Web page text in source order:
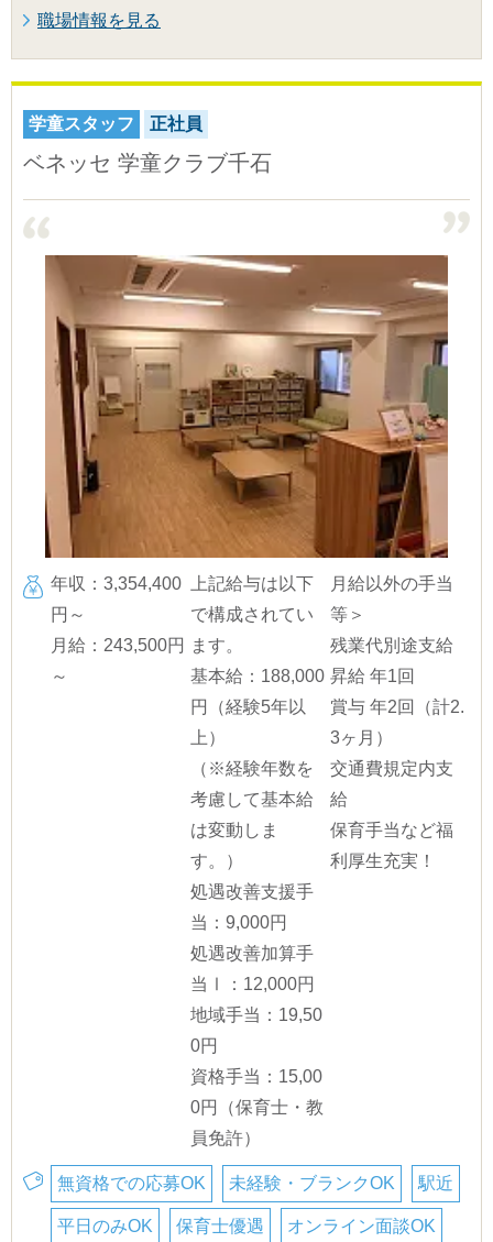
職場情報を見る
学童スタッフ 正社員
ベネッセ 学童クラブ千石
年収：3,354,400
円～
月給：243,500円
～
上記給与は以下
で構成されてい
ます。
基本給：188,000
円（経験5年以
上）
（※経験年数を
考慮して基本給
は変動しま
す。）
処遇改善支援手
当：9,000円
処遇改善加算手
当Ⅰ：12,000円
地域手当：19,50
0円
資格手当：15,00
0円（保育士・教
員免許）
月給以外の手当
等＞
残業代別途支給
昇給 年1回
賞与 年2回（計2.
3ヶ月）
交通費規定内支
給
保育手当など福
利厚生充実！
無資格での応募OK 未経験・ブランクOK 駅近
平日のみOK 保育士優遇 オンライン面談OK